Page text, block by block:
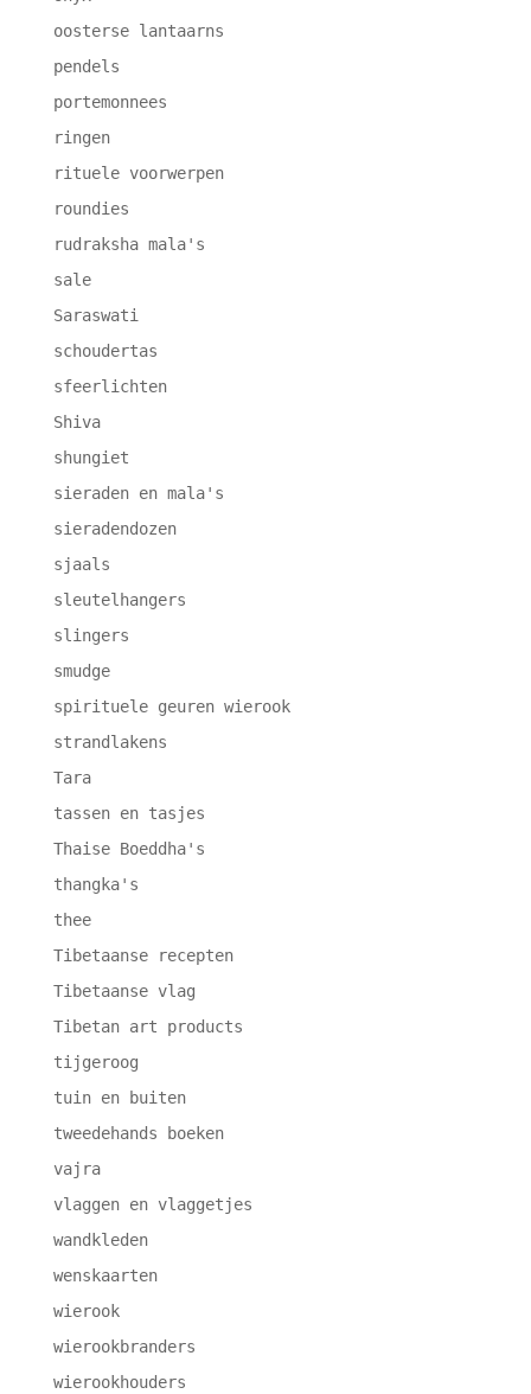
oosterse lantaarns
pendels
portemonnees
ringen
rituele voorwerpen
roundies
rudraksha mala's
sale
Saraswati
schoudertas
sfeerlichten
Shiva
shungiet
sieraden en mala's
sieradendozen
sjaals
sleutelhangers
slingers
smudge
spirituele geuren wierook
strandlakens
Tara
tassen en tasjes
Thaise Boeddha's
thangka's
thee
Tibetaanse recepten
Tibetaanse vlag
Tibetan art products
tijgeroog
tuin en buiten
tweedehands boeken
vajra
vlaggen en vlaggetjes
wandkleden
wenskaarten
wierook
wierookbranders
wierookhouders